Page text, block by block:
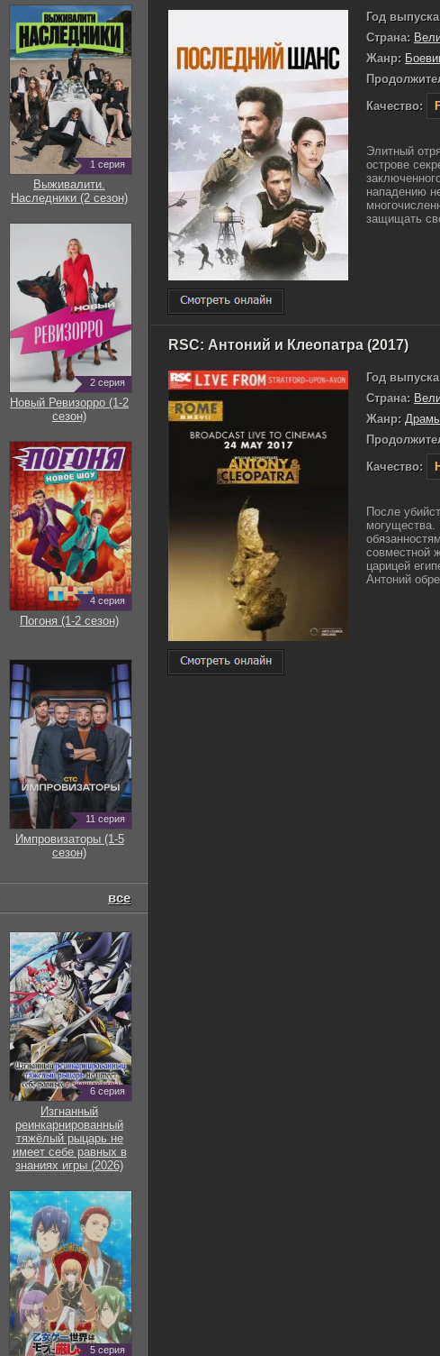
Год
Страна:
Жанр:
Качество:
Элитный
острове
нападению
защищать
RSC: Антоний и Клеопатра (2017)
Год
Страна:
Жанр:
Качество:
После
могущества.
совместной
царицей
Антоний
1 серия
Выживалити.
Наследники (2 сезон)
2 серия
Новый Ревизорро (1-2
сезон)
4 серия
Погоня (1-2 сезон)
11 серия
Импровизаторы (1-5
сезон)
все
6 серия
Изгнанный
реинкарнированный
тяжёлый рыцарь не
имеет себе равных в
знаниях игры (2026)
5 серия